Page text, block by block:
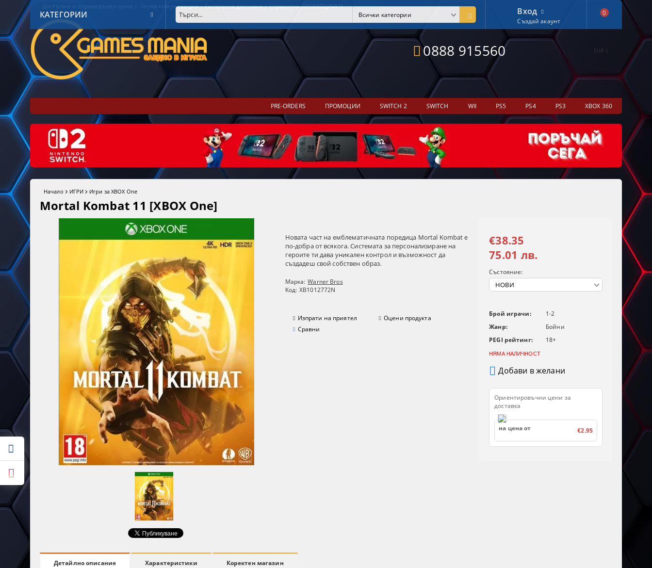
Достъпни и справедливи цени | Лесна комуникация | Експресна доставка | Страхотни ПРОМОЦИИ !!!
0888 915560 EUR
КАТЕГОРИИ Вход
Създай акаунт
0
PRE-ORDERS ПРОМОЦИИ SWITCH 2 SWITCH WII PS5 PS4 PS3 XBOX 360
Начало ИГРИ Игри за XBOX One
Mortal Kombat 11 [XBOX One]
Новата част на емблематичната поредица Mortal Kombat е
по-добра от всякога. Системата за персонализиране на
героите ти дава уникален контрол и възможност да
създадеш свой собствен образ.
Марка: Warner Bros
Код: XB1012772N
Изпрати на приятел
Оцени продукта
Сравни
€38.35
75.01 лв.
Състояние:
Брой играчи:
1-2
Жанр:
Бойни
PEGI рейтинг:
18+
НЯМА НАЛИЧНОСТ
Добави в желани
Ориентировъчни цени за
доставка
на цена от €2.95
Детайлно описание Характеристики Коректен магазин